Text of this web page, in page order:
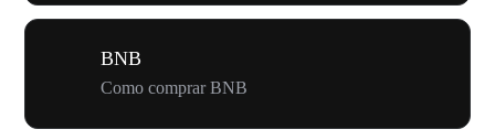
BNB
Como comprar BNB